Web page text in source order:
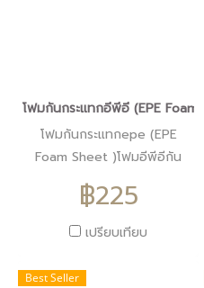
โฟมกันกระแทกอีพีอี (EPE
โฟมกันกระแทกepe (EPE
Foam Sheet )โฟมอีพีอีกัน
กระแทกสีดำหนา1.5ซม.
ราคา225บาท
฿225
เปรียบเทียบ
Best Seller